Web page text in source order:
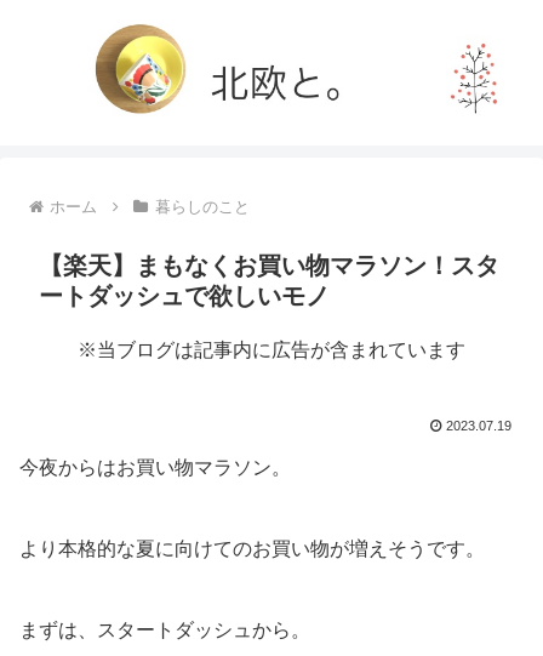
ホーム 暮らしのこと
【楽天】まもなくお買い物マラソン！スタ
ートダッシュで欲しいモノ
※当ブログは記事内に広告が含まれています
2023.07.19
今夜からはお買い物マラソン。
より本格的な夏に向けてのお買い物が増えそうです。
まずは、スタートダッシュから。